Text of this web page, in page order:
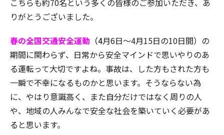
こちらも約70名という多くの皆様のご参加いただき、あ
りがとうございました。
春の全国交通安全運動 （4月6日～4月15日の10日間）の
期間に関わらず、日常から安全マインドで思いやりのあ
る運転って大切ですよね。事故は、した方もされた方も
一瞬で不幸になるものかと思います。そうならない為
に、やはり意識高く、また自分だけではなく周りの人
や、地域の人みんなで安全な社会を築いていく必要があ
ると思います。